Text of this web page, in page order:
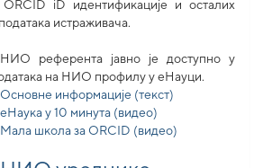
iD идентификације и осталих
истраживача.
референта јавно је доступно у
на НИО профилу у еНауци.
Основне информације (текст)
еНаука у 10 минута (видео)
Мала школа за ORCID (видео)